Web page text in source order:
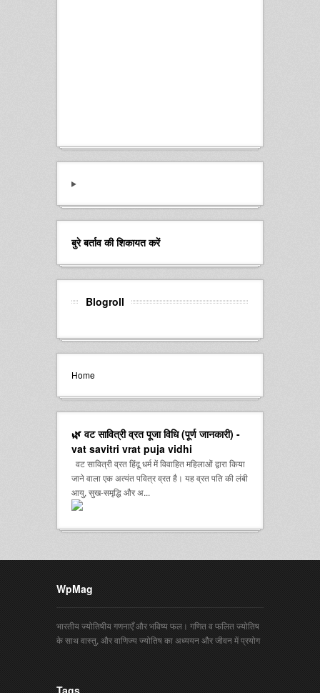
बुरे बर्ताव की शिकायत करें
Blogroll
Home
🌿 वट सावित्री व्रत पूजा विधि (पूर्ण जानकारी) -
vat savitri vrat puja vidhi
वट सावित्री व्रत हिंदू धर्म में विवाहित महिलाओं द्वारा किया
जाने वाला एक अत्यंत पवित्र व्रत है। यह व्रत पति की लंबी
आयु, सुख-समृद्धि और अ...
WpMag
भारतीय ज्योतिषीय गणनाएँ और भविष्य फल। गणित व फलित ज्योतिष
के साथ वास्तु, और वाणिज्य ज्योतिष का अध्ययन और जीवन में प्रयोग
Tags